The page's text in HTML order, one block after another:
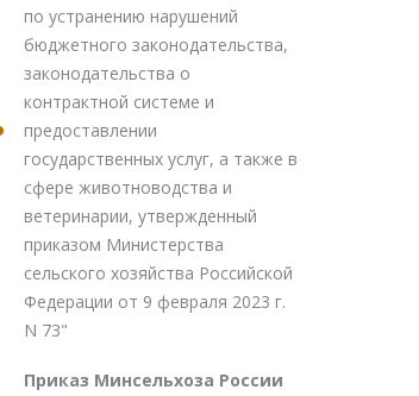
по устранению нарушений
бюджетного законодательства,
законодательства о
контрактной системе и
предоставлении
государственных услуг, а также в
сфере животноводства и
ветеринарии, утвержденный
приказом Министерства
сельского хозяйства Российской
Федерации от 9 февраля 2023 г.
N 73"
Приказ Минсельхоза России